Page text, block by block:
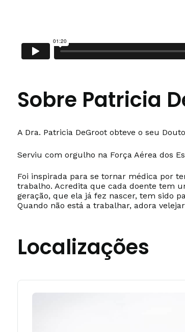
Sobre Patricia
A Dra. Patricia DeGroot obteve o seu
Serviu com orgulho na Força Aérea dos
Foi inspirada para se tornar médica por
trabalho. Acredita que cada doente tem
geração, que ela já fez nascer, tem sido
Quando não está a trabalhar, adora
Localizações